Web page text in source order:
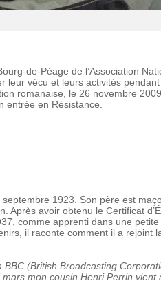
de-Péage de l’Association
leur vécu et leurs activités
romanaise, le 26 novembre
entrée en Résistance.
1923. Son père est
Après avoir obtenu le Certificat
comme apprenti dans une
il raconte comment il a
BBC (British Broadcasting
mon cousin Henri Perrin